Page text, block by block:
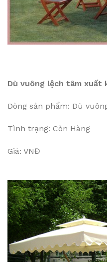
Dù vuông lệch tâm xuất
Dòng sản phẩm: Dù
Tình trạng: Còn Hàng
Giá: VNĐ